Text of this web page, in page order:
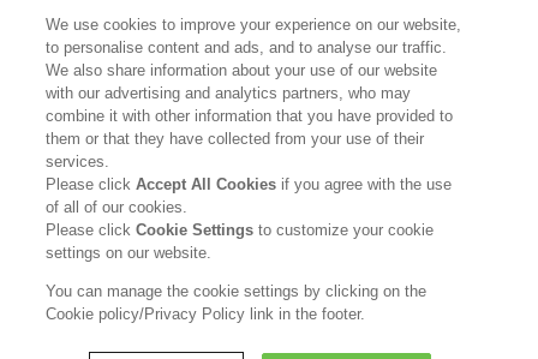
製品検索
お問い合わせ
新着情報
ご利用条件
花王グループのグローバル個人情報保護方針
花王ケミカル事業部門における個人情報の利用目的
We use cookies to improve your experience on our website,
to personalise content and ads, and to analyse our traffic.
We also share information about your use of our website
with our advertising and analytics partners, who may
combine it with other information that you have provided to
them or that they have collected from your use of their
services.
Please clickAccept All Cookies if you agree with the use
of all of our cookies.
Please clickCookie Settingsto customize your cookie
settings on our website.
You can manage the cookie settings by clicking on the
Cookie policy/Privacy Policy link in the footer.